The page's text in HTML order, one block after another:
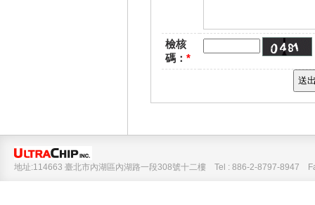
檢核
碼： *
地址:114663 臺北市內湖區內湖路一段308號十二樓 Tel : 886-2-8797-8947